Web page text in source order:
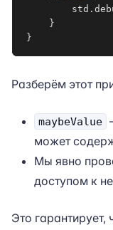
        std
.
}
}
Разберём этот
maybeValue
может
Мы явно
доступом к
Это гарантирует,